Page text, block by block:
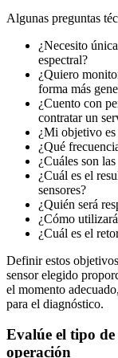
Algunas preguntas
¿Necesito
espectral?
¿Quiero
forma más
¿Cuento con
contratar un
¿Mi objetivo es
¿Qué
¿Cuáles son
¿Cuál es el
sensores?
¿Quién será
¿Cómo
¿Cuál es el
Definir estos
sensor elegido
el momento
para el diagnóstico.
Evalúe el tipo de
operación